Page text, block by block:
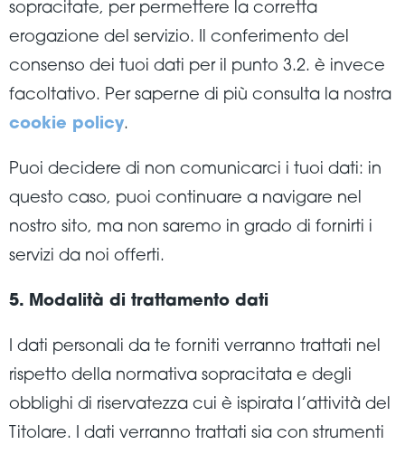
sopracitate, per permettere la corretta
erogazione del servizio. Il conferimento del
consenso dei tuoi dati per il punto 3.2. è invece
facoltativo. Per saperne di più consulta la nostra
cookie policy.
Puoi decidere di non comunicarci i tuoi dati: in
questo caso, puoi continuare a navigare nel
nostro sito, ma non saremo in grado di fornirti i
servizi da noi offerti.
5. Modalità di trattamento dati
I dati personali da te forniti verranno trattati nel
rispetto della normativa sopracitata e degli
obblighi di riservatezza cui è ispirata l’attività del
Titolare. I dati verranno trattati sia con strumenti